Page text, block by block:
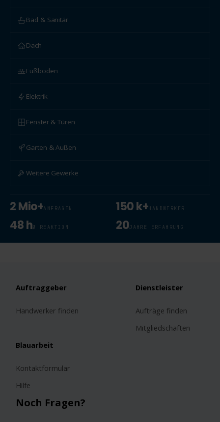
Bad & Sanitär
Dach
Fußboden
Elektrik
Fenster & Türen
Garten & Außen
Weitere Gewerke
2 Mio+ANFRAGEN 150 k+HANDWERKER
48 hØ REAKTION 20JAHRE ERFAHRUNG
Noch Fragen?
Auftraggeber
Handwerker finden
Dienstleister
Aufträge finden
Mitgliedschaften
Blauarbeit
Kontaktformular
Hilfe